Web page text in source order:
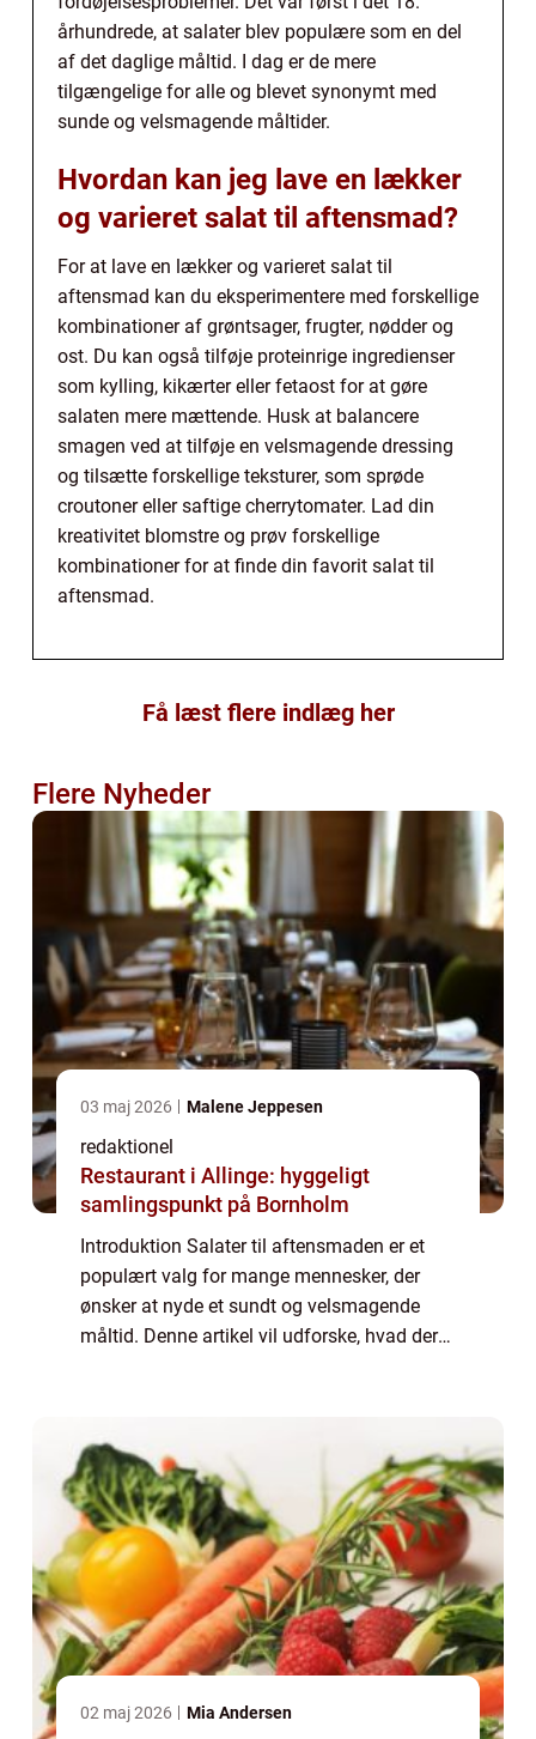
århundrede, at salater blev populære som en del
af det daglige måltid. I dag er de mere
tilgængelige for alle og blevet synonymt med
sunde og velsmagende måltider.
Hvordan kan jeg lave en lækker
og varieret salat til aftensmad?
For at lave en lækker og varieret salat til
aftensmad kan du eksperimentere med forskellige
kombinationer af grøntsager, frugter, nødder og
ost. Du kan også tilføje proteinrige ingredienser
som kylling, kikærter eller fetaost for at gøre
salaten mere mættende. Husk at balancere
smagen ved at tilføje en velsmagende dressing
og tilsætte forskellige teksturer, som sprøde
croutoner eller saftige cherrytomater. Lad din
kreativitet blomstre og prøv forskellige
kombinationer for at finde din favorit salat til
aftensmad.
Få læst flere indlæg her
Flere Nyheder
03 maj 2026 Malene Jeppesen
redaktionel
Restaurant i Allinge: hyggeligt
samlingspunkt på Bornholm
Introduktion Salater til aftensmaden er et
populært valg for mange mennesker, der
ønsker at nyde et sundt og velsmagende
måltid. Denne artikel vil udforske, hvad der
02 maj 2026 Mia Andersen